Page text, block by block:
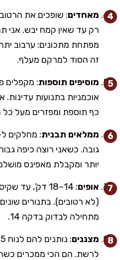
מאחדים: שופכים את
רק עד שאין קמח יבש. אני
מפתחת מתכונים: ערבוב
זה הסוד למרקם מעלף.
מוסיפים תוספות: מקפלים
אוכמניות בתנועות
כף תוספת ומפזרים מעל כל
ממלאים תבנית
גובה. כשאני רוצה כיפה
יותר ומקבלת מאפינס
אופים
: 14–18 דק’,
(לא רטובים). בתנורים
מתחילה לבדוק בדקה 14.
מצננים
לרשת. הם הכי ממכרים